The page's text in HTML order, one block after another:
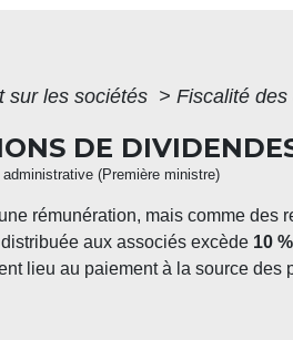
sur les sociétés > Fiscalité
DE
(Première ministre)
rémunération, mais comme
aux associés excède 10 %
lieu au paiement à la source